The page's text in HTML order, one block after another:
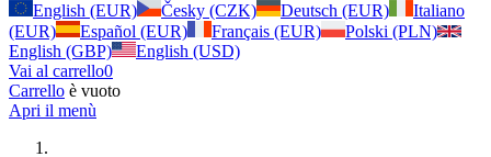
English (EUR)
Česky (CZK) Deutsch (EUR)
Italiano
(EUR)
Español (EUR) Français (EUR)
Polski (PLN)
English (GBP)
English (USD)
Vai al carrello0
Carrello è vuoto
Apri il menù